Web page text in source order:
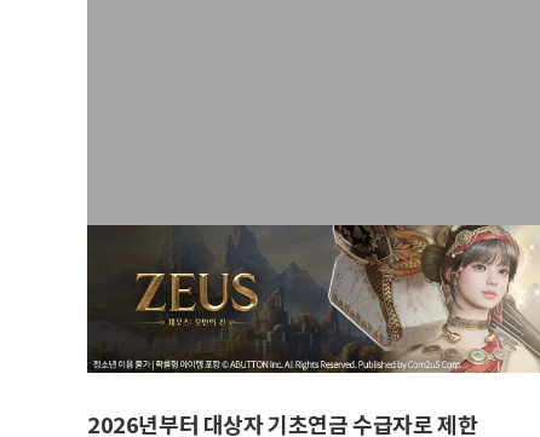
2026년부터 대상자 기초연금 수급자로 제한